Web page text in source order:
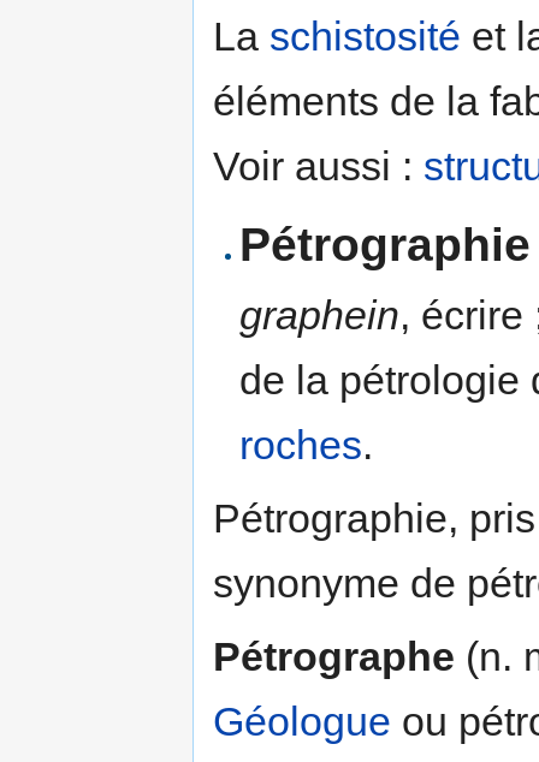
La schistosité et
éléments de la
Voir aussi :
Pétrographie
graphein,
de la pétrologie
roches.
Pétrographie,
synonyme de
Pétrographe (n.
Géologue ou